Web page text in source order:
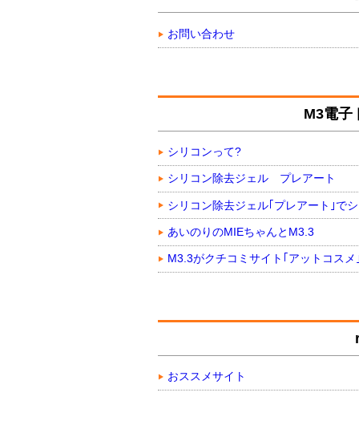
お問い合わせ
M3電子
シリコンって?
シリコン除去ジェル プレアート
シリコン除去ジェル｢プレアート｣で
あいのりのMIEちゃんとM3.3
M3.3がクチコミサイト｢アットコスメ
おススメサイト